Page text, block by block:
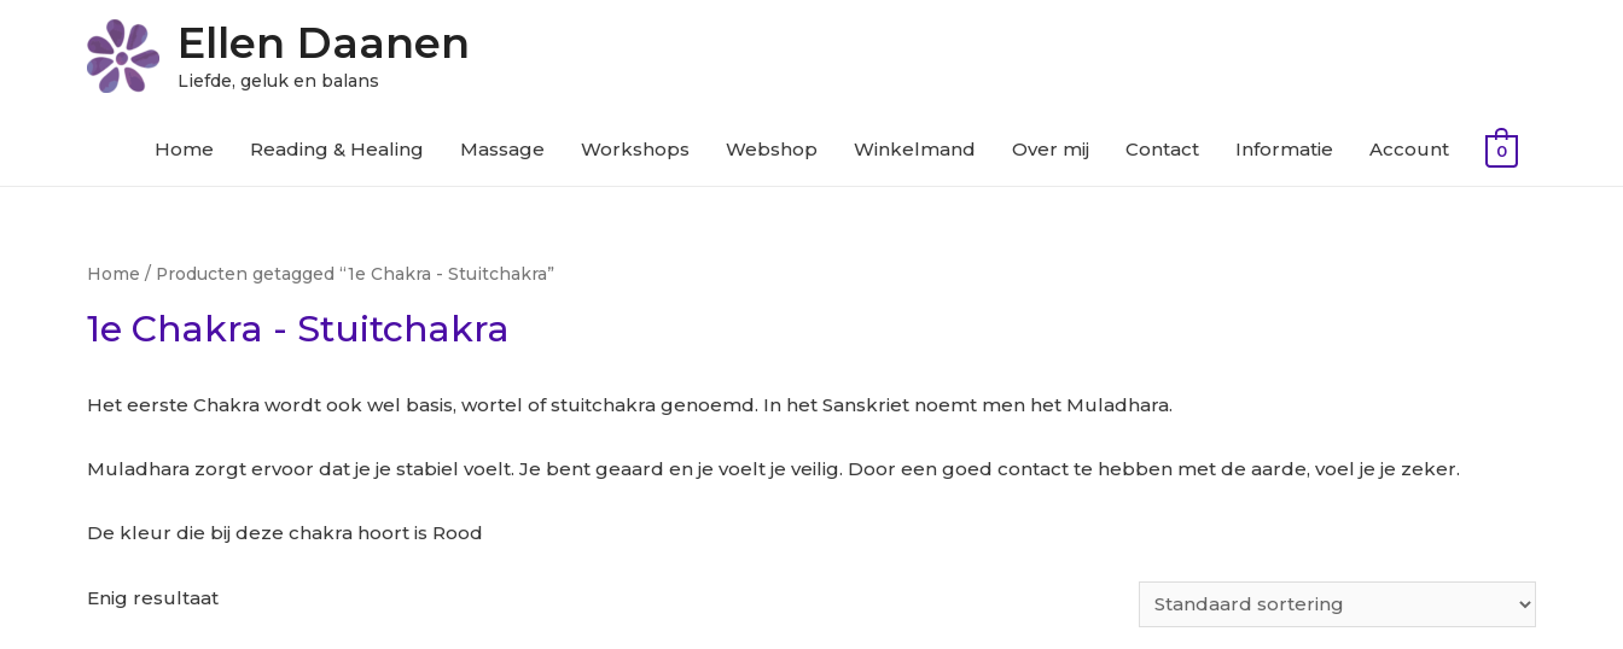
Ellen Daanen
Liefde, geluk en balans
Home Reading & Healing Massage Workshops Webshop Winkelmand Over mij Contact Informatie Account 0
Home / Producten getagged “1e Chakra - Stuitchakra”
1e Chakra - Stuitchakra
Het eerste Chakra wordt ook wel basis, wortel of stuitchakra genoemd. In het Sanskriet noemt men het Muladhara.
Muladhara zorgt ervoor dat je je stabiel voelt. Je bent geaard en je voelt je veilig. Door een goed contact te hebben met de aarde, voel je je zeker.
De kleur die bij deze chakra hoort is Rood
Enig resultaat